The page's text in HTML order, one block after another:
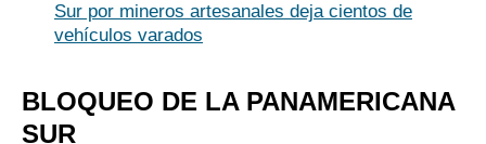
Sur por mineros artesanales deja cientos de
vehículos varados
BLOQUEO DE LA PANAMERICANA
SUR